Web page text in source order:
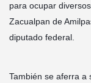
para ocupar
Zacualpan de
diputado federal.
También se aferra a